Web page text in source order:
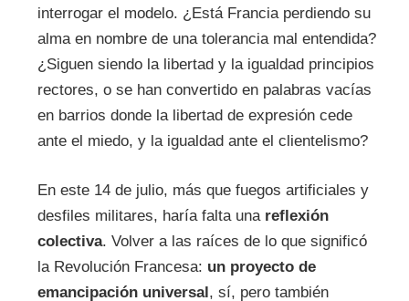
interrogar el modelo. ¿Está Francia perdiendo su
alma en nombre de una tolerancia mal entendida?
¿Siguen siendo la libertad y la igualdad principios
rectores, o se han convertido en palabras vacías
en barrios donde la libertad de expresión cede
ante el miedo, y la igualdad ante el clientelismo?
En este 14 de julio, más que fuegos artificiales y
desfiles militares, haría falta una reflexión
colectiva. Volver a las raíces de lo que significó
la Revolución Francesa: un proyecto de
emancipación universal, sí, pero también